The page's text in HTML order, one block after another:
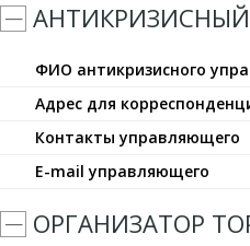
ФИО антикризисного
Адрес для
Контакты управляющего
E-mail управляющего
ОРГАНИЗАТОР